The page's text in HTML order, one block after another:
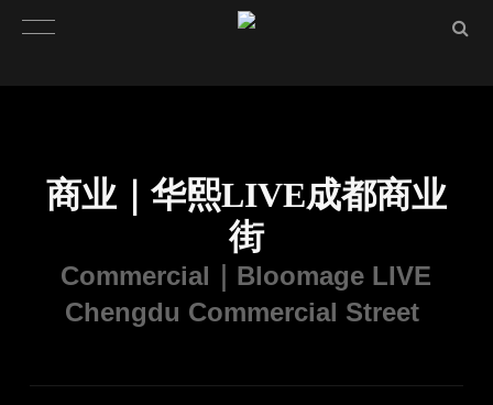
商业｜华熙LIVE成都商业
街
Commercial｜Bloomage LIVE
Chengdu Commercial Street